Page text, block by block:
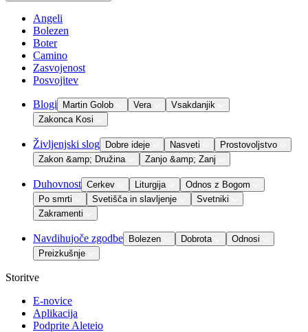
Angeli
Bolezen
Boter
Camino
Zasvojenost
Posvojitev
Blogi Martin Golob Vera
Vsakdanjik
Zakonca Kosi
Življenjski slog Dobre ideje Nasveti
Prostovoljstvo
Zakon &amp; Družina
Zanjo &amp; Zanj
Duhovnost Cerkev Liturgija
Odnos z Bogom
Po smrti
Svetišča in slavljenje
Svetniki
Zakramenti
Navdihujoče zgodbe Bolezen Dobrota
Odnosi
Preizkušnje
Storitve
E-novice
Aplikacija
Podprite Aleteio